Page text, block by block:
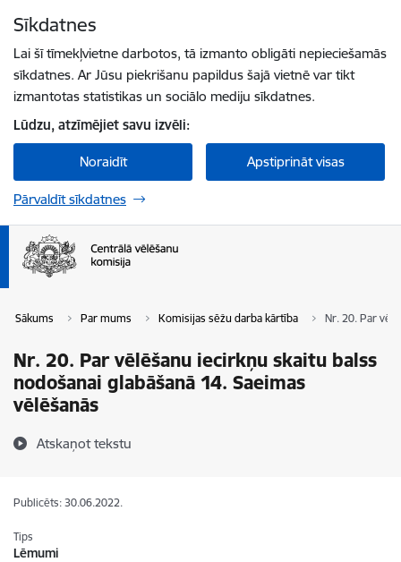
Sīkdatnes
Lai šī tīmekļvietne darbotos, tā izmanto obligāti nepieciešamās
sīkdatnes. Ar Jūsu piekrišanu papildus šajā vietnē var tikt
izmantotas statistikas un sociālo mediju sīkdatnes.
Lūdzu, atzīmējiet savu izvēli:
Noraidīt Apstiprināt visas
Pārvaldīt sīkdatnes
Sākums Par mums Komisijas sēžu darba kārtība Nr. 20. Par
Nr. 20. Par vēlēšanu iecirkņu skaitu balss
nodošanai glabāšanā 14. Saeimas
vēlēšanās
Atskaņot tekstu
Publicēts: 30.06.2022.
Tips
Lēmumi